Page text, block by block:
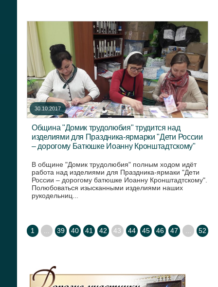
30.10.2017
Община "Домик трудолюбия" трудится над
изделиями для Праздника-ярмарки "Дети России
– дорогому Батюшке Иоанну Кронштадтскому"
В общине "Домик трудолюбия" полным ходом идёт
работа над изделиями для Праздника-ярмаки "Дети
России – дорогому батюшке Иоанну Кронштадтскому".
Полюбоваться изысканными изделиями наших
рукодельниц...
1 39 40 41 42 43 44 45 46 47 52